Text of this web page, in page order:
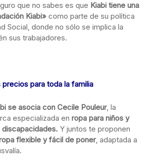
que no sabes es que Kiabi tiene una
Kiabi» como parte de su política
Social, donde no sólo se implica la
sus trabajadores.
para toda la familia
se asocia con Cecile Pouleur, la
especializada en ropa para niños y
Y juntos te proponen
flexible y fácil de poner, adaptada a